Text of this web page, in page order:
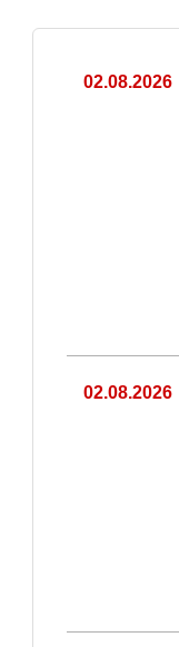
02.08.2026
02.08.2026